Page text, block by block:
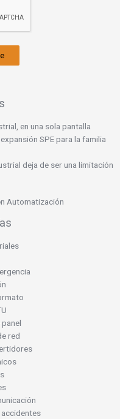
en una sola pantalla
SPE para la familia
deja de ser una limitación
Automatización
red